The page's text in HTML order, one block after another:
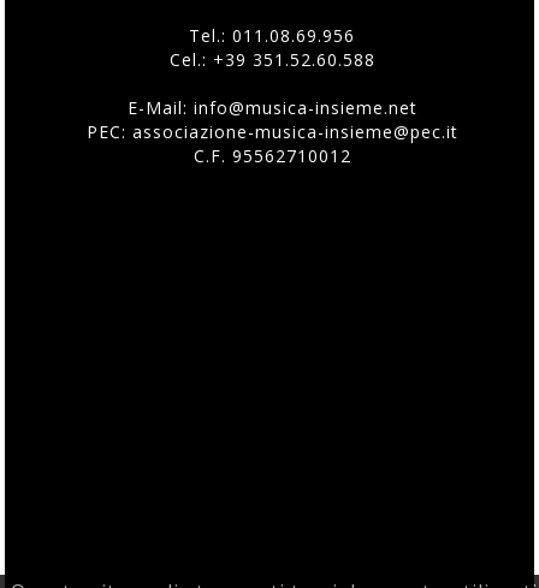
Tel.:011.08.69.956
Cel.: +39 351.52.60.588
E-Mail: info@musica-insieme.net
PEC: associazione-musica-insieme@pec.it
C.F. 95562710012